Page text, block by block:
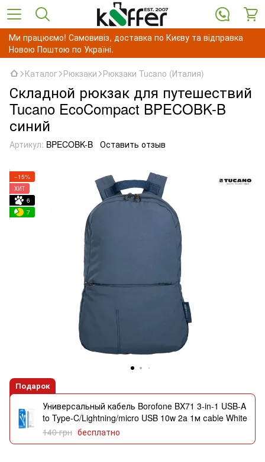
Ми працюємо! Самовивіз, доставка по Києву та відправка
Новою Поштою по Україні.
Каталог Рюкзаки Рюкзаки Tucano (Италия)
Складной рюкзак для путешествий
Tucano EcoCompact BPECOBK-B
синий
Артикул: BPECOBK-B Оставить отзыв
−15%
ХИТ
6
7
Подарок
Универсальный кабель Borofone BX71 3-in-1 USB-A
to Type-C/Lightning/micro USB 10w 2a 1м сable White
140 грн бесплатно